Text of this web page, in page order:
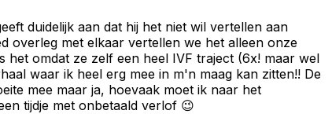
duidelijk aan dat hij het niet wil vertellen aan
overleg met elkaar vertellen we het alleen onze
omdat ze zelf een heel IVF traject (6x! maar wel
waar ik heel erg mee in m'n maag kan zitten!! De
mee maar ja, hoevaak moet ik naar het
tijdje met onbetaald verlof 😉